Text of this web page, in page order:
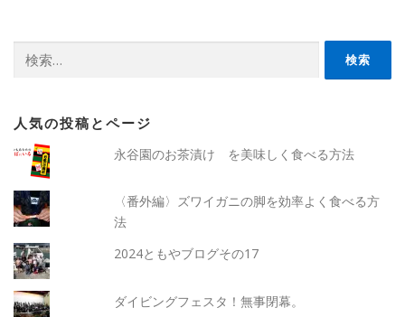
索:
人気の投稿とページ
永谷園のお茶漬け を美味しく食べる方法
〈番外編〉ズワイガニの脚を効率よく食べる方
法
2024ともやブログその17
ダイビングフェスタ！無事閉幕。